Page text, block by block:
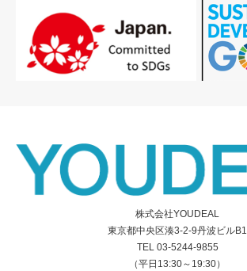
株式会社YOUDEAL
東京都中央区湊3-2-9丹波ビルB1
TEL 03-5244-9855
（平日13:30～19:30）